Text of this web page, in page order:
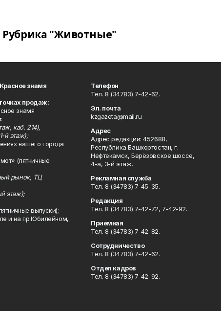
Рубрика "Животные"
знамя
продаж:
знамя
каб. 214),
й этаж);
нашего города
(пятничные
рынок, ТЦ
этаж);
выпуски);
и на пр.Юбилейном,
Телефон
Тел. 8 (34783) 7-42-62.
Эл. почта
kzgazeta@mail.ru
Адрес
Адрес редакции: 452688,
Республика Башкортостан, г.
Нефтекамск, Берёзовское шоссе,
4-а, 3-й этаж.
Рекламная служба
Тел. 8 (34783) 7-45-35.
Редакция
Тел. 8 (34783) 7-42-72, 7-42-92..
Приемная
Тел. 8 (34783) 7-42-82.
Сотрудничество
Тел. 8 (34783) 7-42-62.
Отдел кадров
Тел. 8 (34783) 7-42-92.